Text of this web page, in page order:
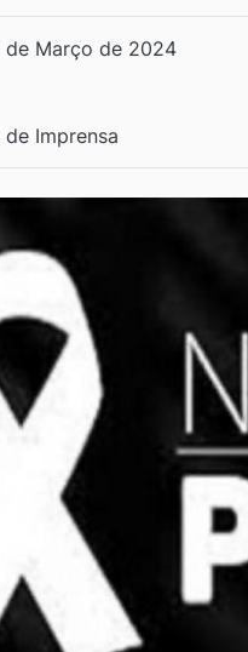
de Março de 2024
Imprensa